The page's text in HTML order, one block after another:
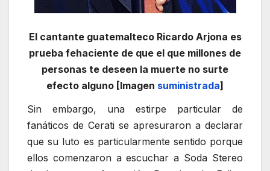
El cantante guatemalteco Ricardo Arjona es
prueba fehaciente de que el que millones de
personas te deseen la muerte no surte
efecto alguno [Imagen suministrada]
Sin embargo, una estirpe particular de
fanáticos de Cerati se apresuraron a declarar
que su luto es particularmente sentido porque
ellos comenzaron a escuchar a Soda Stereo